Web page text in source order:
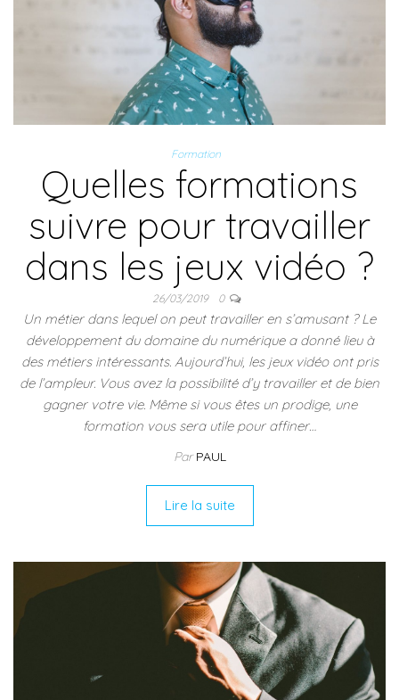
Formation
Quelles formations
suivre pour travailler
dans les jeux vidéo ?
26/03/2019 0
Un métier dans lequel on peut travailler en s’amusant ? Le
développement du domaine du numérique a donné lieu à
des métiers intéressants. Aujourd’hui, les jeux vidéo ont pris
de l’ampleur. Vous avez la possibilité d’y travailler et de bien
gagner votre vie. Même si vous êtes un prodige, une
formation vous sera utile pour affiner…
ParPAUL
Lire la suite